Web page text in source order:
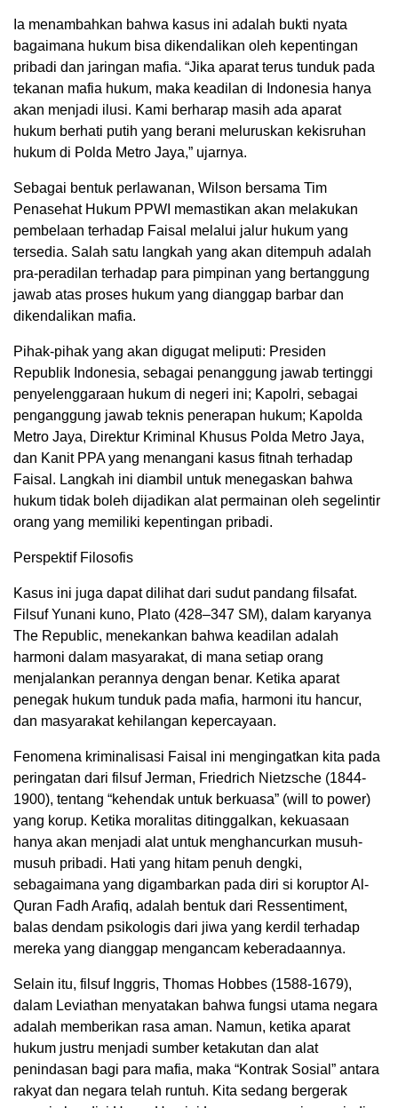
Ia menambahkan bahwa kasus ini adalah bukti nyata
bagaimana hukum bisa dikendalikan oleh kepentingan
pribadi dan jaringan mafia. “Jika aparat terus tunduk pada
tekanan mafia hukum, maka keadilan di Indonesia hanya
akan menjadi ilusi. Kami berharap masih ada aparat
hukum berhati putih yang berani meluruskan kekisruhan
hukum di Polda Metro Jaya,” ujarnya.
Sebagai bentuk perlawanan, Wilson bersama Tim
Penasehat Hukum PPWI memastikan akan melakukan
pembelaan terhadap Faisal melalui jalur hukum yang
tersedia. Salah satu langkah yang akan ditempuh adalah
pra-peradilan terhadap para pimpinan yang bertanggung
jawab atas proses hukum yang dianggap barbar dan
dikendalikan mafia.
Pihak-pihak yang akan digugat meliputi: Presiden
Republik Indonesia, sebagai penanggung jawab tertinggi
penyelenggaraan hukum di negeri ini; Kapolri, sebagai
penganggung jawab teknis penerapan hukum; Kapolda
Metro Jaya, Direktur Kriminal Khusus Polda Metro Jaya,
dan Kanit PPA yang menangani kasus fitnah terhadap
Faisal. Langkah ini diambil untuk menegaskan bahwa
hukum tidak boleh dijadikan alat permainan oleh segelintir
orang yang memiliki kepentingan pribadi.
Perspektif Filosofis
Kasus ini juga dapat dilihat dari sudut pandang filsafat.
Filsuf Yunani kuno, Plato (428–347 SM), dalam karyanya
The Republic, menekankan bahwa keadilan adalah
harmoni dalam masyarakat, di mana setiap orang
menjalankan perannya dengan benar. Ketika aparat
penegak hukum tunduk pada mafia, harmoni itu hancur,
dan masyarakat kehilangan kepercayaan.
Fenomena kriminalisasi Faisal ini mengingatkan kita pada
peringatan dari filsuf Jerman, Friedrich Nietzsche (1844-
1900), tentang “kehendak untuk berkuasa” (will to power)
yang korup. Ketika moralitas ditinggalkan, kekuasaan
hanya akan menjadi alat untuk menghancurkan musuh-
musuh pribadi. Hati yang hitam penuh dengki,
sebagaimana yang digambarkan pada diri si koruptor Al-
Quran Fadh Arafiq, adalah bentuk dari Ressentiment,
balas dendam psikologis dari jiwa yang kerdil terhadap
mereka yang dianggap mengancam keberadaannya.
Selain itu, filsuf Inggris, Thomas Hobbes (1588-1679),
dalam Leviathan menyatakan bahwa fungsi utama negara
adalah memberikan rasa aman. Namun, ketika aparat
hukum justru menjadi sumber ketakutan dan alat
penindasan bagi para mafia, maka “Kontrak Sosial” antara
rakyat dan negara telah runtuh. Kita sedang bergerak